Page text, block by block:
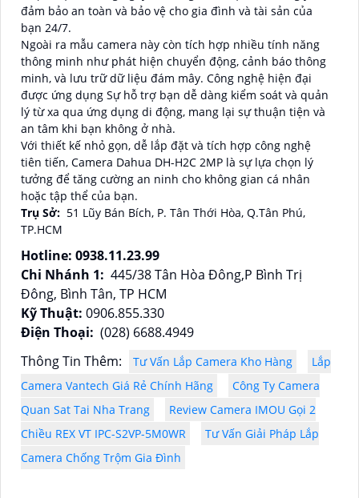
đảm bảo an toàn và bảo vệ cho gia đình và tài sản của
bạn 24/7.
Ngoài ra mẫu camera này còn tích hợp nhiều tính năng
thông minh như phát hiện chuyển động, cảnh báo thông
minh, và lưu trữ dữ liệu đám mây. Công nghệ hiện đại
được ứng dụng Sự hỗ trợ bạn dễ dàng kiểm soát và quản
lý từ xa qua ứng dụng di động, mang lại sự thuận tiện và
an tâm khi bạn không ở nhà.
Với thiết kế nhỏ gọn, dễ lắp đặt và tích hợp công nghệ
tiên tiến, Camera Dahua DH-H2C 2MP là sự lựa chọn lý
tưởng để tăng cường an ninh cho không gian cá nhân
hoặc tập thể của bạn.
Trụ Sở: 51 Lũy Bán Bích, P. Tân Thới Hòa, Q.Tân Phú,
TP.HCM
Hotline: 0938.11.23.99
Chi Nhánh 1: 445/38 Tân Hòa Đông,P Bình Trị
Đông, Bình Tân, TP HCM
Kỹ Thuật: 0906.855.330
Điện Thoại: (028) 6688.4949
Thông Tin Thêm:
Tư Vấn Lắp Camera Kho Hàng
Lắp
Camera Vantech Giá Rẻ Chính Hãng
Công Ty Camera
Quan Sat Tai Nha Trang
Review Camera IMOU Gọi 2
Chiều REX VT IPC-S2VP-5M0WR
Tư Vấn Giải Pháp Lắp
Camera Chống Trộm Gia Đình